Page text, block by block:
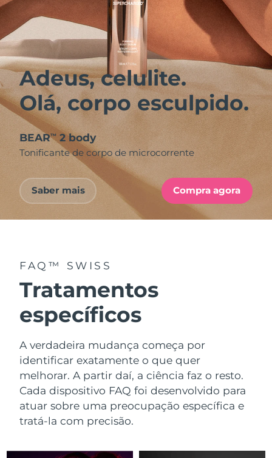
Adeus, celulite.
Olá, corpo esculpido.
BEAR™ 2 body
Tonificante de corpo de microcorrente
Saber mais Compra agora
FAQ™ SWISS
Tratamentos
específicos
A verdadeira mudança começa por
identificar exatamente o que quer
melhorar. A partir daí, a ciência faz o resto.
Cada dispositivo FAQ foi desenvolvido para
atuar sobre uma preocupação específica e
tratá-la com precisão.